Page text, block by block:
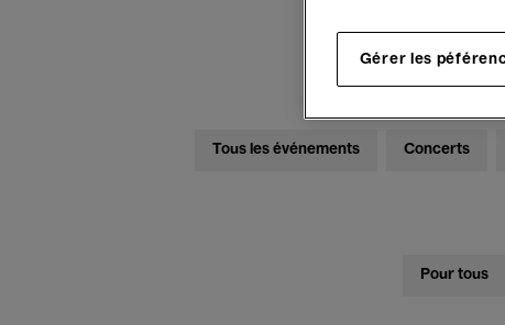
Tous les événements Concerts
Pour tous
Gérer les